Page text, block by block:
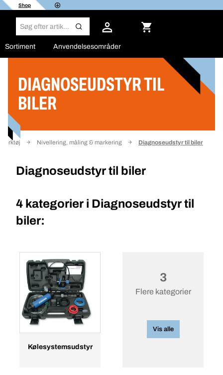
Shop
Sortiment Anvendelsesområder
DIAGNOSEUDSTYR TIL
BILER
Værktøj Nivellering, måling & markering Diagnoseudstyr til biler
Diagnoseudstyr til biler
4 kategorier i Diagnoseudstyr til
biler:
Kølesystemsudstyr
3
Flere kategorier
Vis alle
Filter